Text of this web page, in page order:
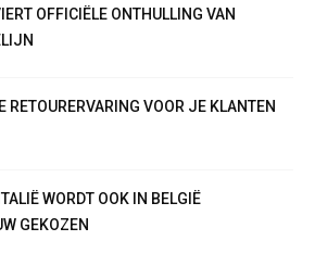
OFFICIËLE ONTHULLING VAN
RETOURERVARING VOOR JE KLANTEN
WORDT OOK IN BELGIË
GEKOZEN